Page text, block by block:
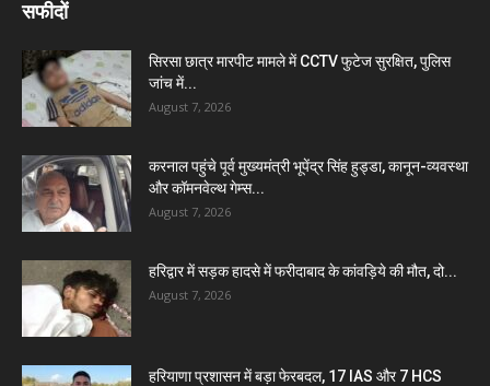
सफीदों
सिरसा छात्र मारपीट मामले में CCTV फुटेज सुरक्षित, पुलिस
जांच में...
August 7, 2026
करनाल पहुंचे पूर्व मुख्यमंत्री भूपेंद्र सिंह हुड्डा, कानून-व्यवस्था
और कॉमनवेल्थ गेम्स...
August 7, 2026
हरिद्वार में सड़क हादसे में फरीदाबाद के कांवड़िये की मौत, दो...
August 7, 2026
हरियाणा प्रशासन में बड़ा फेरबदल, 17 IAS और 7 HCS